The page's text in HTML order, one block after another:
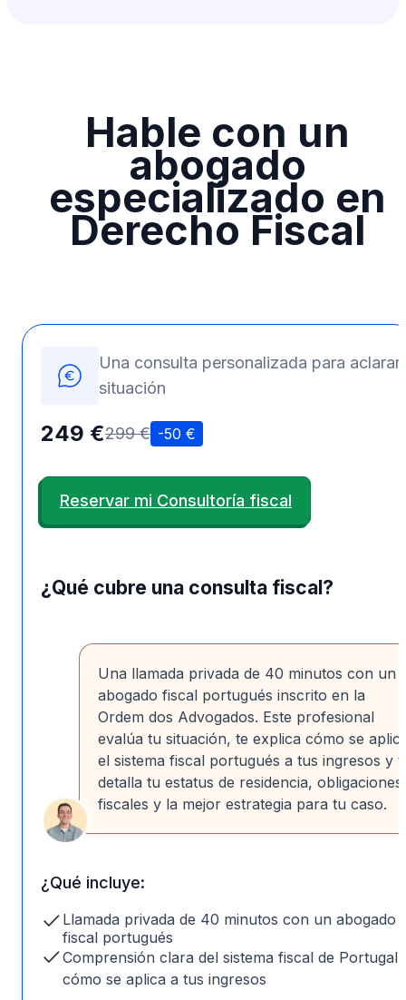
Hable con un
abogado
especializado en
Derecho Fiscal
Una consulta personalizada para aclarar
situación
249 €299 € -50 €
Reservar mi Consultoría fiscal
¿Qué cubre una consulta fiscal?
Una llamada privada de 40 minutos con un
abogado fiscal portugués inscrito en la
Ordem dos Advogados. Este profesional
evalúa tu situación, te explica cómo se
el sistema fiscal portugués a tus ingresos y
detalla tu estatus de residencia, obligaciones
fiscales y la mejor estrategia para tu caso.
¿Qué incluye:
Llamada privada de 40 minutos con un abogado
fiscal portugués
Comprensión clara del sistema fiscal de Portugal
cómo se aplica a tus ingresos